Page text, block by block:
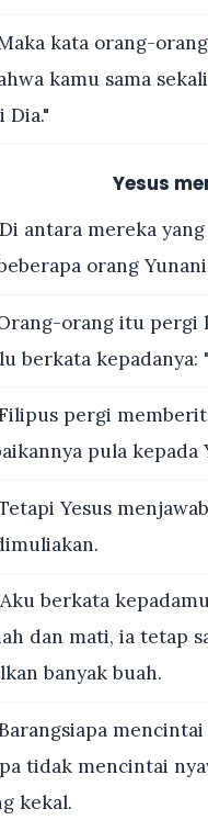
kata orang-
kamu sama
Dia."
Yesus
Di antara mereka
orang
orang itu pergi
berkata
pergi
pula kepada
Yesus
Aku berkata
dan mati, ia tetap
banyak buah.
tidak mencintai
kekal.